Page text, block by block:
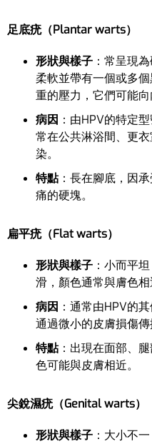
足底疣（Plantar warts）
形狀與樣子 ：常呈現
柔軟並帶有一個或多
重的壓力，它們可能向
病因 ：由HPV的特定
常在公共淋浴間、更
染。
特點：長在腳底，因
痛的硬塊。
扁平疣（Flat warts）
形狀與樣子 ：小而平
滑，顏色通常與膚色相
病因 ：通常由HPV的
通過微小的皮膚損傷傳
特點：出現在面部、
色可能與皮膚相近。
尖銳濕疣（Genital warts）
形狀與樣子 ：大小不